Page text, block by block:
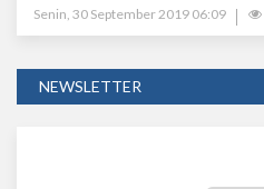
Senin, 30 September 2019 06:09
NEWSLETTER